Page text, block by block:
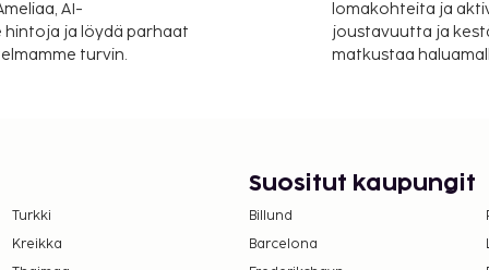
ilmainen pysäköinti.
langaton
eivät
AI-
ja löydä parhaat
turvin.
lomakohteita ja
joustavuutta ja
matkustaa
Turkki
Kreikka
Suositut kaupungit
Billund
Barcelona